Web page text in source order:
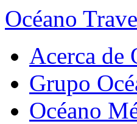
Océano
Acerca de
Grupo
Océano